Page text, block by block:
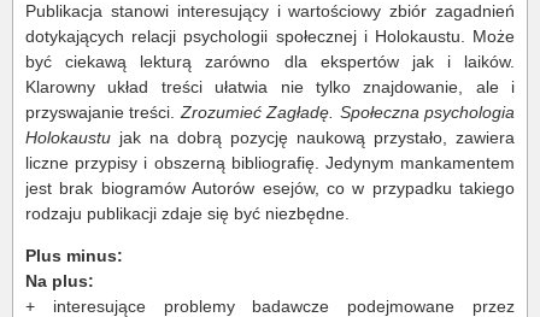
Publikacja stanowi interesujący i wartościowy zbiór zagadnień
dotykających relacji psychologii społecznej i Holokaustu. Może
być ciekawą lekturą zarówno dla ekspertów jak i laików.
Klarowny układ treści ułatwia nie tylko znajdowanie, ale i
przyswajanie treści. Zrozumieć Zagładę. Społeczna psychologia
Holokaustu jak na dobrą pozycję naukową przystało, zawiera
liczne przypisy i obszerną bibliografię. Jedynym mankamentem
jest brak biogramów Autorów esejów, co w przypadku takiego
rodzaju publikacji zdaje się być niezbędne.
Plus minus:
Na plus:
+
interesujące problemy badawcze podejmowane przez